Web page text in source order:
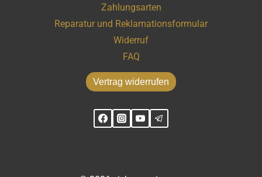
Zahlungsarten
Reparatur und Reklamationsformular
Widerruf
FAQ
Vertrag widerrufen